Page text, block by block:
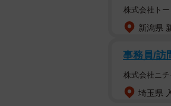
た9300系は
塗装化が進み
2025年が
株式会社トー
新潟県
事務員/訪
株式会社ニ
埼玉県